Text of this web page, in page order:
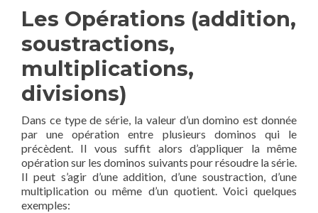
Les Opérations (addition,
soustractions,
multiplications,
divisions)
Dans ce type de série, la valeur d’un domino est donnée
par une opération entre plusieurs dominos qui le
précèdent. Il vous suffit alors d’appliquer la même
opération sur les dominos suivants pour résoudre la série.
Il peut s’agir d’une addition, d’une soustraction, d’une
multiplication ou même d’un quotient. Voici quelques
exemples: